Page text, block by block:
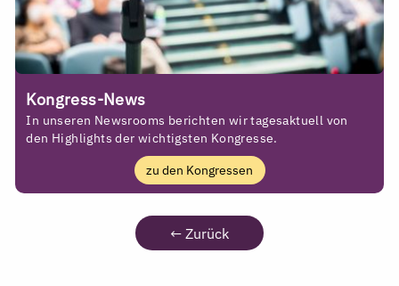
Kongress-News
In unseren Newsrooms berichten wir tagesaktuell von
den Highlights der wichtigsten Kongresse.
zu den Kongressen
← Zurück